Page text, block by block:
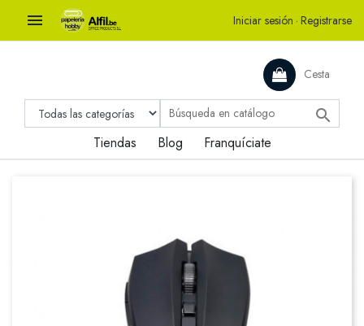
 Iniciar sesión · Registrarse
Cesta

Tiendas Blog Franquíciate